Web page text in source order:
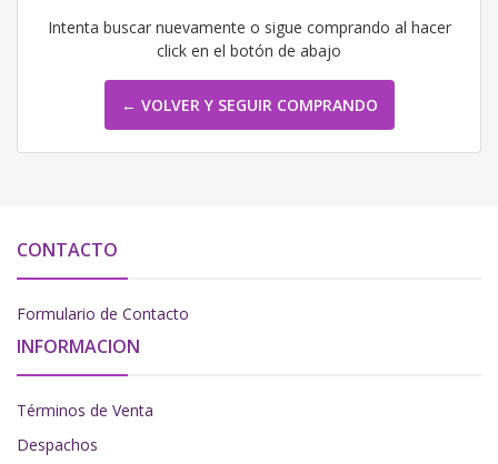
Intenta buscar nuevamente o sigue comprando al hacer
click en el botón de abajo
← VOLVER Y SEGUIR COMPRANDO
CONTACTO
Formulario de Contacto
INFORMACION
Términos de Venta
Despachos